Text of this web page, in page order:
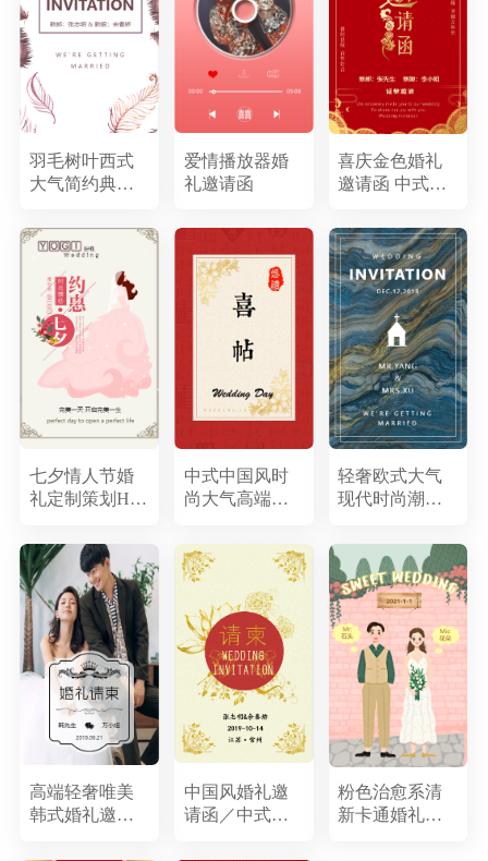
羽毛树叶西式
大气简约典雅
请柬邀请函喜
帖
爱情播放器婚
礼邀请函
喜庆金色婚礼
邀请函 中式大
七夕情人节婚
礼定制策划H5
中式中国风时
尚大气高端古
请函结婚请帖
轻奢欧式大气
现代时尚潮流
大理石纹理简
约婚礼请柬邀
请函喜帖
高端轻奢唯美
韩式婚礼邀请
中国风婚礼邀
请函／中式婚
粉色治愈系清
新卡通婚礼请